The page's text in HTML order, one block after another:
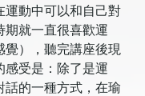
運動中可以和自己對
期就一直很喜歡運
），聽完講座後現
感受是：除了是運
話的一種方式，在瑜